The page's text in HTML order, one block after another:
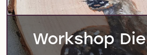
Workshop